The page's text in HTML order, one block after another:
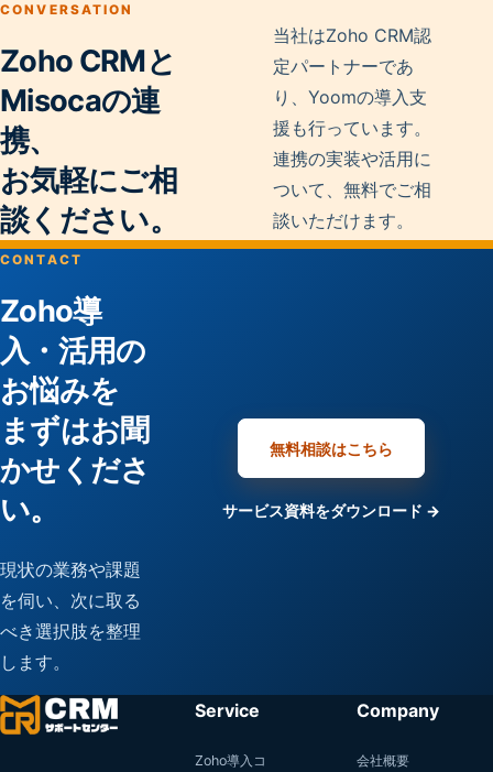
CONVERSATION
Zoho CRMと
Misocaの連
携、
お気軽にご相
談ください。
当社はZoho CRM認
定パートナーであ
り、Yoomの導入支
援も行っています。
連携の実装や活用に
ついて、無料でご相
談いただけます。
CONTACT
Zoho導
入・活用の
お悩みを
まずはお聞
かせくださ
い。
現状の業務や課題
を伺い、次に取る
べき選択肢を整理
します。
無料相談はこちら
サービス資料をダウンロード →
Service
Zoho導入コ
Company
会社概要